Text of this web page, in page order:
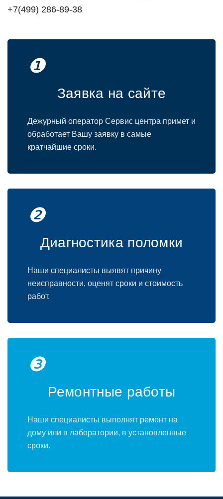
+7(499) 286-89-38
❶
Заявка на сайте
Дежурный оператор Сервис центра примет и
обработает Вашу заявку в самые
кратчайшие сроки.
❷
Диагностика поломки
Наши специалисты выявят причину
неисправности, оценят сроки и стоимость
работ.
❸
Ремонтные работы
Наши специалисты выполнят ремонт на
дому или в лаборатории, в установленные
сроки.